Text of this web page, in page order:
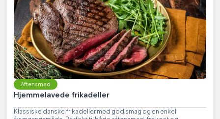
Aftensmad
Hjemmelavede frikadeller
Klassiske danske frikadeller med god smag og en enkel